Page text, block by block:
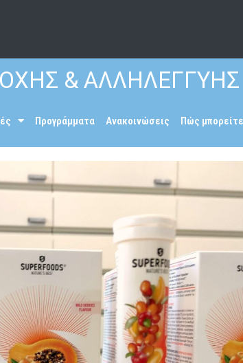
&
Προγράμματα Ανακοινώσεις Πώς